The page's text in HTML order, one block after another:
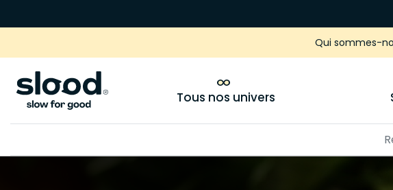
Qui sommes-
Tous nos univers